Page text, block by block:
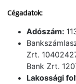
Cégadatok:
Adószám:
Zrt.
Bank Zrt.
Lakossági